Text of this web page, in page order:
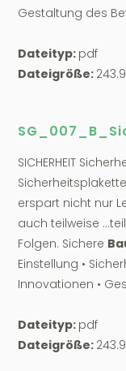
Gestaltung des
Dateityp: pdf
Dateigröße:
SICHERHEIT
erspart nicht nur
auch teilweise
Folgen. Sichere
Einstellung •
Innovationen •
Dateityp: pdf
Dateigröße: